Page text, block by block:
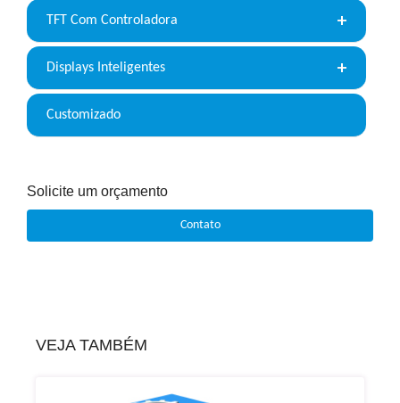
TFT Com Controladora
Displays Inteligentes
Customizado
Solicite um orçamento
Contato
VEJA TAMBÉM